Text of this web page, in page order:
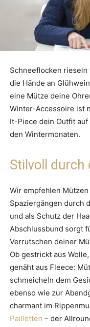
Schneeflocken
die Hände an
eine Mütze deine
Winter-Accessoire ist
It-Piece dein Outfit
den Wintermonaten.
Stilvoll durch
Wir empfehlen
Spaziergängen durch
und als Schutz der
Abschlussbund sorgt
Verrutschen deiner
Ob gestrickt aus
genäht aus Fleece:
schmeicheln dem
ebenso wie zur
charmant im
Pailletten – der